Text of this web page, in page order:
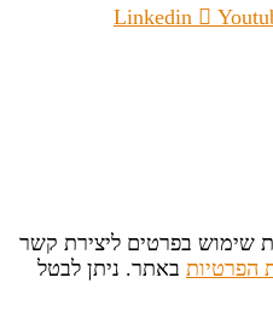
Linkedin
שימוש בפרטים ליצירת קשר
הפרטיות באתר. ניתן לבטל